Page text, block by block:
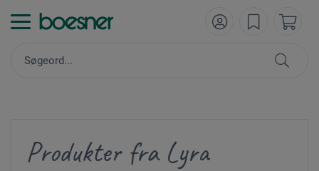
Produkter fra Lyra